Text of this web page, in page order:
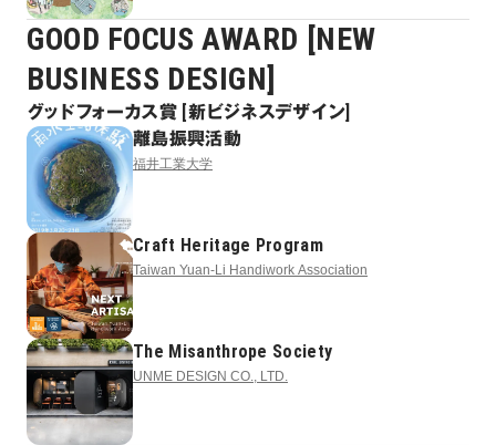
GOOD FOCUS AWARD [NEW
BUSINESS DESIGN]
グッドフォーカス賞 [新ビジネスデザイン]
離島振興活動
福井工業大学
Craft Heritage Program
Taiwan Yuan-Li Handiwork Association
The Misanthrope Society
UNME DESIGN CO., LTD.